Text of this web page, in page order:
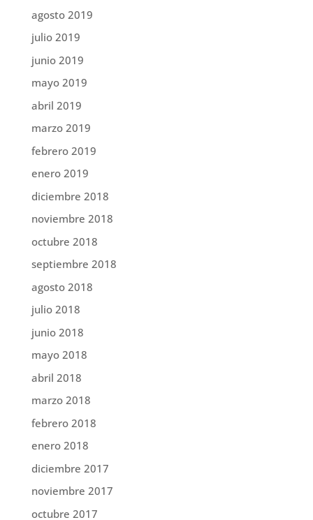
agosto 2019
julio 2019
junio 2019
mayo 2019
abril 2019
marzo 2019
febrero 2019
enero 2019
diciembre 2018
noviembre 2018
octubre 2018
septiembre 2018
agosto 2018
julio 2018
junio 2018
mayo 2018
abril 2018
marzo 2018
febrero 2018
enero 2018
diciembre 2017
noviembre 2017
octubre 2017